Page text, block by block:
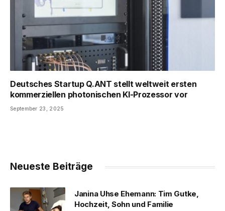
Deutsches Startup Q.ANT stellt weltweit ersten
kommerziellen photonischen KI-Prozessor vor
September 23, 2025
Neueste Beiträge
Janina Uhse Ehemann: Tim Gutke,
Hochzeit, Sohn und Familie